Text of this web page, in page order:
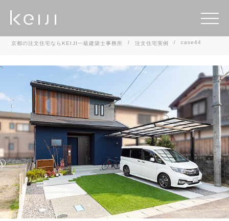
京都の注文住宅ならKEIJI一級建築士事務所 注文住宅実例 case44